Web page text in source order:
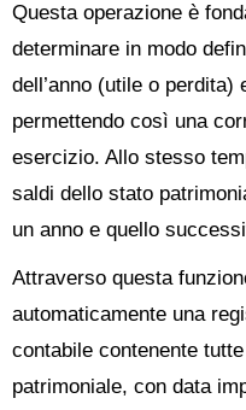
Questa operazione è
determinare in modo
dell’anno (utile o
permettendo così una
esercizio. Allo stesso
saldi dello stato
un anno e quello
Attraverso questa
automaticamente una
contabile contenente
patrimoniale, con data